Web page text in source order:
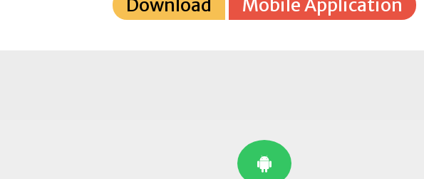
Download Mobile Application